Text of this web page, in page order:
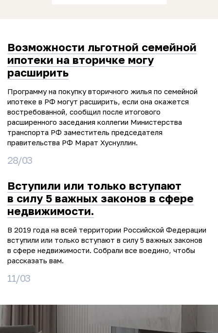
Возможности льготной семейной
ипотеки на вторичке могу
расширить
Программу на покупку вторичного жилья по семейной
ипотеке в РФ могут расширить, если она окажется
востребованной, сообщил после итогового
расширенного заседания коллегии Министерства
транспорта РФ заместитель председателя
правительства РФ Марат Хуснуллин.
28/03
Вступили или только вступают
в силу 5 важных законов в сфере
недвижимости.
В 2019 года на всей территории Российской Федерации
вступили или только вступают в силу 5 важных законов
в сфере недвижимости. Собрали все воедино, чтобы
рассказать вам.
11/03